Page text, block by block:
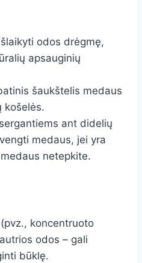
odos drėgmę,
apsauginių
šaukštelis medaus
košelės.
ant didelių
medaus, jei yra
netepkite.
koncentruoto
odos – gali
būklę.